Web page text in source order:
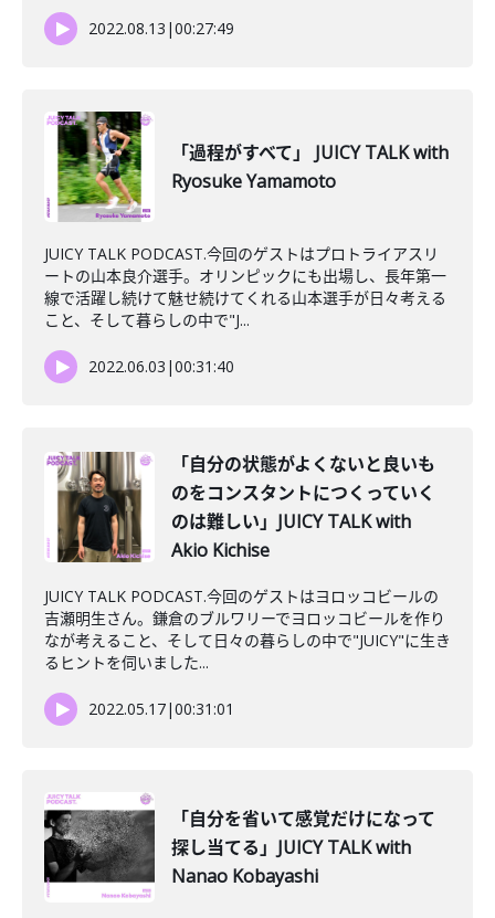
2022.08.13 |00:27:49
「過程がすべて」 JUICY TALK with
Ryosuke Yamamoto
JUICY TALK PODCAST.今回のゲストはプロトライアスリ
ートの山本良介選手。オリンピックにも出場し、長年第一
線で活躍し続けて魅せ続けてくれる山本選手が日々考える
こと、そして暮らしの中で"J...
2022.06.03 |00:31:40
「自分の状態がよくないと良いも
のをコンスタントにつくっていく
のは難しい」JUICY TALK with
Akio Kichise
JUICY TALK PODCAST.今回のゲストはヨロッコビールの
吉瀬明生さん。鎌倉のブルワリーでヨロッコビールを作り
なが考えること、そして日々の暮らしの中で"JUICY"に生き
るヒントを伺いました...
2022.05.17|00:31:01
「自分を省いて感覚だけになって
探し当てる」JUICY TALK with
Nanao Kobayashi